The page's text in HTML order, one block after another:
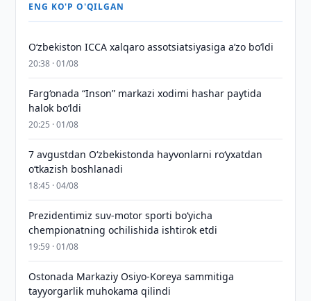
ENG KO'P O'QILGAN
O‘zbekiston ICCA xalqaro assotsiatsiyasiga aʼzo bo‘ldi
20:38 · 01/08
Farg‘onada “Inson” markazi xodimi hashar paytida
halok bo‘ldi
20:25 · 01/08
7 avgustdan O‘zbekistonda hayvonlarni ro‘yxatdan
o‘tkazish boshlanadi
18:45 · 04/08
Prezidentimiz suv-motor sporti bo‘yicha
chempionatning ochilishida ishtirok etdi
19:59 · 01/08
Ostonada Markaziy Osiyo-Koreya sammitiga
tayyorgarlik muhokama qilindi